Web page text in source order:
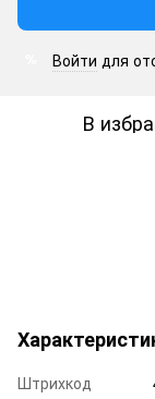
Войти для
В
Штрихкод